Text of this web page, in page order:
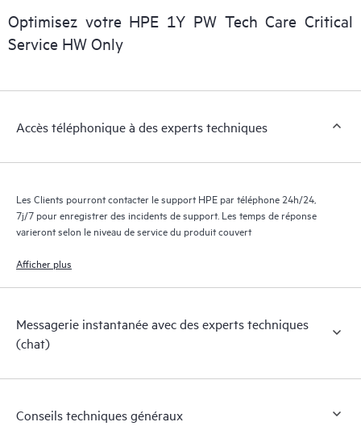
numérique personnalisée et optimisée qui fournit des données
exploitables sur des cas de service de produits HPE et des
contrats de support couverts par le service HPE Tech Care. Les
les différents produits installés dans leur environnement et en
nouveaux outils en libre-service permettent aux Clients
donne accès à des ressources HPE qui favoriseront l’excellence
opérationnelle et l’optimisation des performances de la
Optimisez votre HPE 1Y PW Tech Care Critical
Service HW Only
Accès téléphonique à des experts techniques
Les Clients pourront contacter le support HPE par téléphone 24h/24,
7j/7 pour enregistrer des incidents de support. Les temps de réponse
varieront selon le niveau de service du produit couvert
Afficher plus
Messagerie instantanée avec des experts techniques
(chat)
Conseils techniques généraux